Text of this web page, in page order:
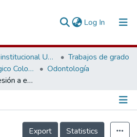
Log In (current)
Repositorio institucional Unicoc, RI-unicoc
Trabajos de grado
Colegio Odontológico Colombiano
Odontología
Historia de la adhesión a esmalte y dentina
de la Publicación
Export
Statistics